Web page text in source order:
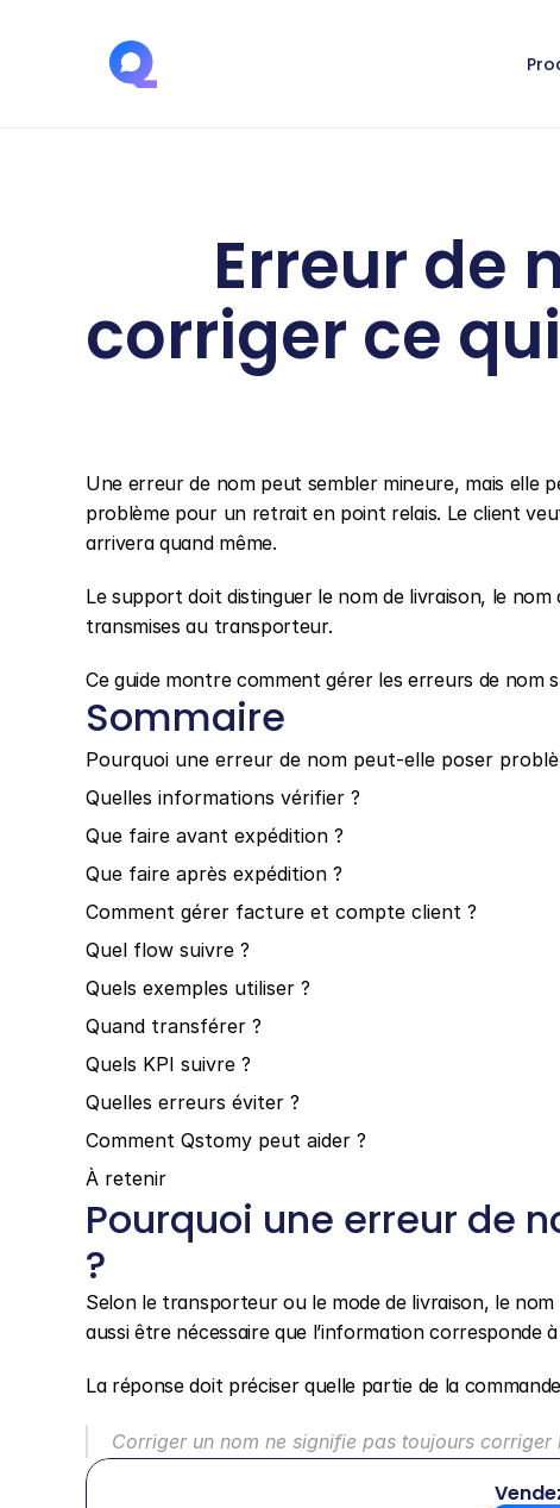
Erreur de
corriger ce
Une erreur de nom peut sembler mineure, mais
problème pour un retrait en point relais. Le client
arrivera quand même.
Le support doit distinguer le nom de livraison, le
transmises au transporteur.
Ce guide montre comment gérer les erreurs de nom
Sommaire
Pourquoi une erreur de nom peut-elle poser
Quelles informations vérifier ?
Que faire avant expédition ?
Que faire après expédition ?
Comment gérer facture et compte client ?
Quel flow suivre ?
Quels exemples utiliser ?
Quand transférer ?
Quels KPI suivre ?
Quelles erreurs éviter ?
Comment Qstomy peut aider ?
À retenir
Pourquoi une erreur de
?
Selon le transporteur ou le mode de livraison, le
aussi être nécessaire que l’information corresponde
La réponse doit préciser quelle partie de la
Corriger un nom ne signifie pas toujours